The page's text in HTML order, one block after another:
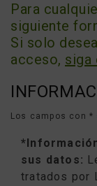
Para
siguiente
Si solo
acceso, siga
Los campos con
sus datos:
tratados por